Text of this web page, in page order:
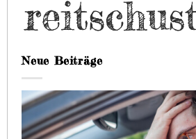
Neue Beiträge